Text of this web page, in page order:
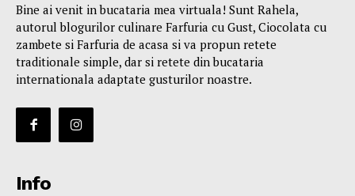
Bine ai venit in bucataria mea virtuala! Sunt Rahela,
autorul blogurilor culinare Farfuria cu Gust, Ciocolata cu
zambete si Farfuria de acasa si va propun retete
traditionale simple, dar si retete din bucataria
internationala adaptate gusturilor noastre.
Info